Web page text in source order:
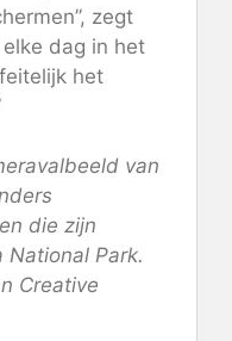
zegt
elke dag in het
het
van
die zijn
National Park.
Creative